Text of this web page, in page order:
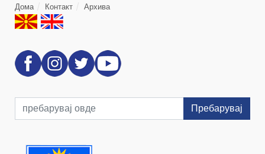
Дома Контакт Архива
Пребарувај